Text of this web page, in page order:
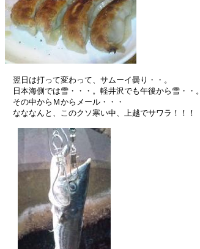
翌日は打って変わって、サムーイ曇り・・。
日本海側では雪・・・。軽井沢でも午後から雪・・。
その中からＭからメール・・・
なななんと、このクソ寒い中、上越でサワラ！！！